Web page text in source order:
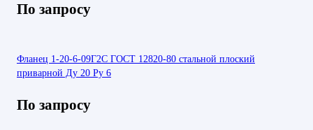
По запросу
Фланец 1-20-6-09Г2С ГОСТ 12820-80 стальной плоский
приварной Ду 20 Ру 6
По запросу